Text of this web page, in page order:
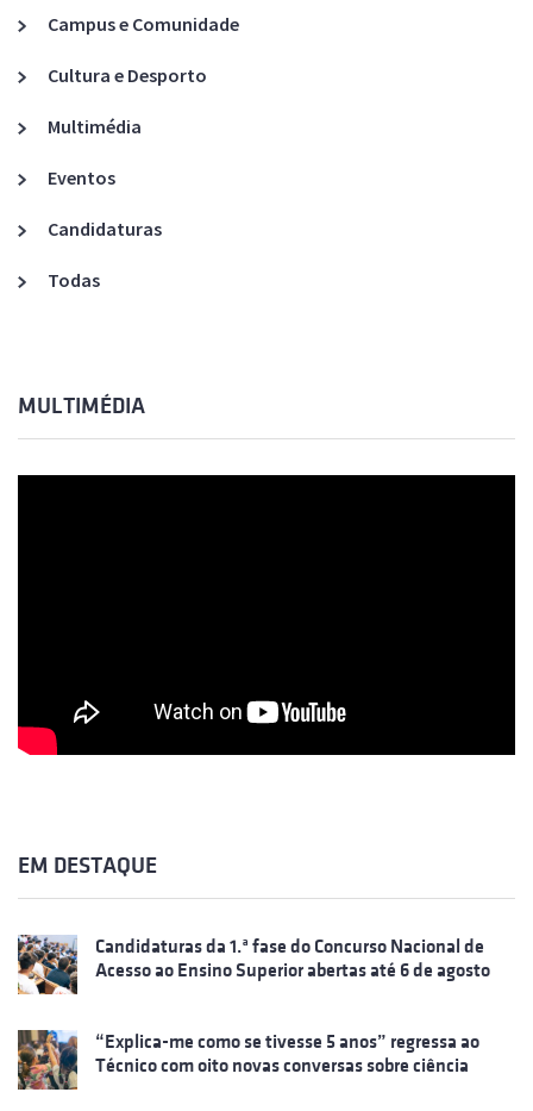
Campus e Comunidade
Cultura e Desporto
Multimédia
Eventos
Candidaturas
Todas
MULTIMÉDIA
EM DESTAQUE
Candidaturas da 1.ª fase do Concurso Nacional de
Acesso ao Ensino Superior abertas até 6 de agosto
“Explica-me como se tivesse 5 anos” regressa ao
Técnico com oito novas conversas sobre ciência